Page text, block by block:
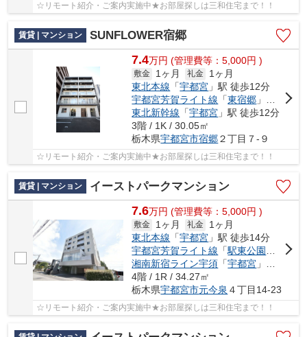
☆リモート紹介・ご案内実施中★お部屋探しは三和住宅まで！！
賃貸 | マンション SUNFLOWER宿郷
7.4万円 (管理費等：5,000円 )
敷金 1ヶ月 礼金
1ヶ月
東北本線 「宇都宮 」駅 徒歩12分
宇都宮芳賀ライト線 「東宿郷 」駅 徒歩8分
東北新幹線 「宇都宮 」駅 徒歩12分
3階 / 1K / 30.05㎡
栃木県宇都宮市宿郷２丁目７-９
☆リモート紹介・ご案内実施中★お部屋探しは三和住宅まで！！
賃貸 | マンション イーストパークマンション
7.6万円 (管理費等：5,000円 )
敷金 1ヶ月 礼金
1ヶ月
東北本線 「宇都宮 」駅 徒歩14分
宇都宮芳賀ライト線 「駅東公園前
」駅
湘南新宿ライン宇須 「宇都宮 」駅 徒歩14分
4階 / 1R / 34.27㎡
栃木県宇都宮市元今泉 ４丁目14-23
☆リモート紹介・ご案内実施中★お部屋探しは三和住宅まで！！